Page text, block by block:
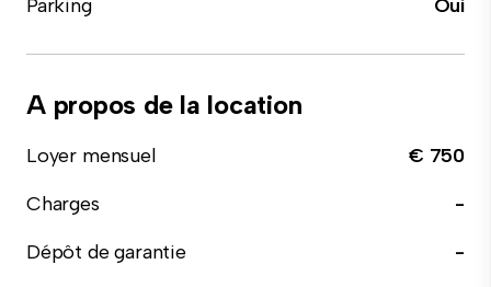
Parking
Oui
A propos de la location
Loyer mensuel
€ 750
Charges
-
Dépôt de garantie
-